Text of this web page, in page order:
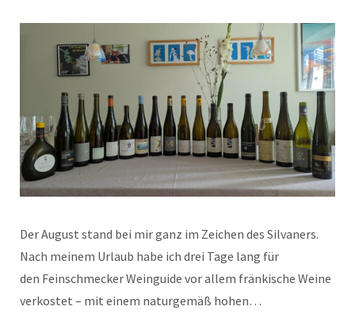
Der August stand bei mir ganz im Zeichen des Silvaners.
Nach meinem Urlaub habe ich drei Tage lang für
den Feinschmecker Weinguide vor allem fränkische Weine
verkostet – mit einem naturgemäß hohen…